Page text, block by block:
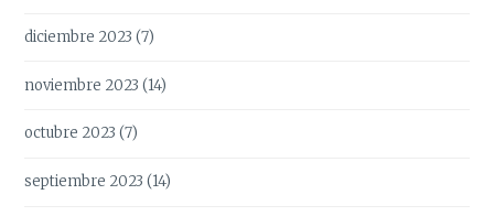
diciembre 2023 (7)
noviembre 2023 (14)
octubre 2023 (7)
septiembre 2023 (14)